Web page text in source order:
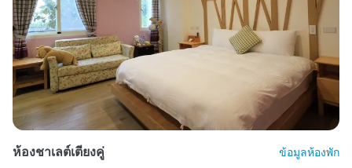
ห้องชาเลต์เตียงคู่ ข้อมูลห้องพัก